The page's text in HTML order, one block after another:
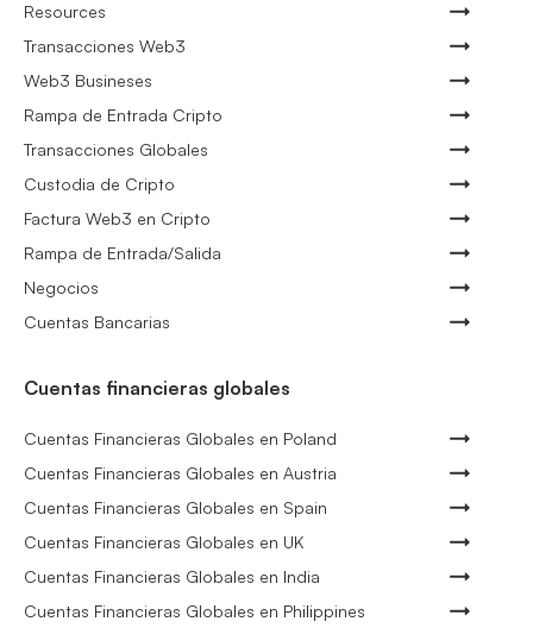
Resources
Transacciones Web3
Web3 Busineses
Rampa de Entrada Cripto
Transacciones Globales
Custodia de Cripto
Factura Web3 en Cripto
Rampa de Entrada/Salida
Negocios
Cuentas Bancarias
Cuentas financieras globales
Cuentas Financieras Globales en Poland
Cuentas Financieras Globales en Austria
Cuentas Financieras Globales en Spain
Cuentas Financieras Globales en UK
Cuentas Financieras Globales en India
Cuentas Financieras Globales en Philippines